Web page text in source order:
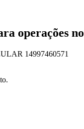
operações no
14997460571